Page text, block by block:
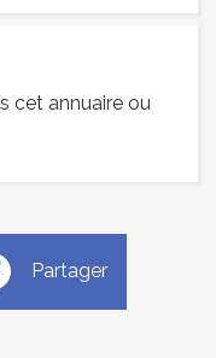
cet annuaire ou
Partager